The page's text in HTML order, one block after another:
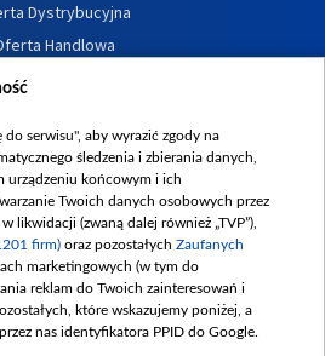
Dystrybucyjna
Handlowa
Dostępność
wewnętrznych
serwisu", aby wyrazić zgody na
śledzenia i zbierania danych,
urządzeniu końcowym i ich
Twoich danych osobowych przez
likwidacji (zwaną dalej również „TVP”),
firm) oraz pozostałych Zaufanych
marketingowych (w tym do
reklam do Twoich zainteresowań i
które wskazujemy poniżej, a
nas identyfikatora PPID do Google.